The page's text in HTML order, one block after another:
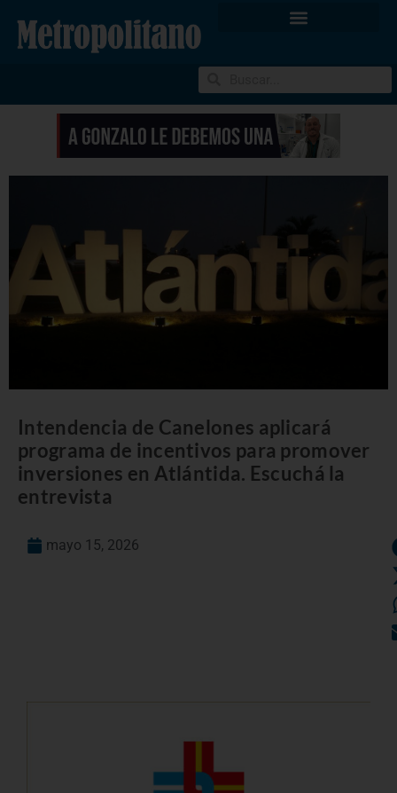
Intendencia de Canelones aplicará
programa de incentivos para promover
inversiones en Atlántida. Escuchá la
entrevista
mayo 15, 2026